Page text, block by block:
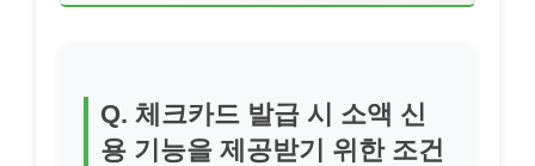
Q. 체크카드 발급 시 소액 신
용 기능을 제공받기 위한 조건